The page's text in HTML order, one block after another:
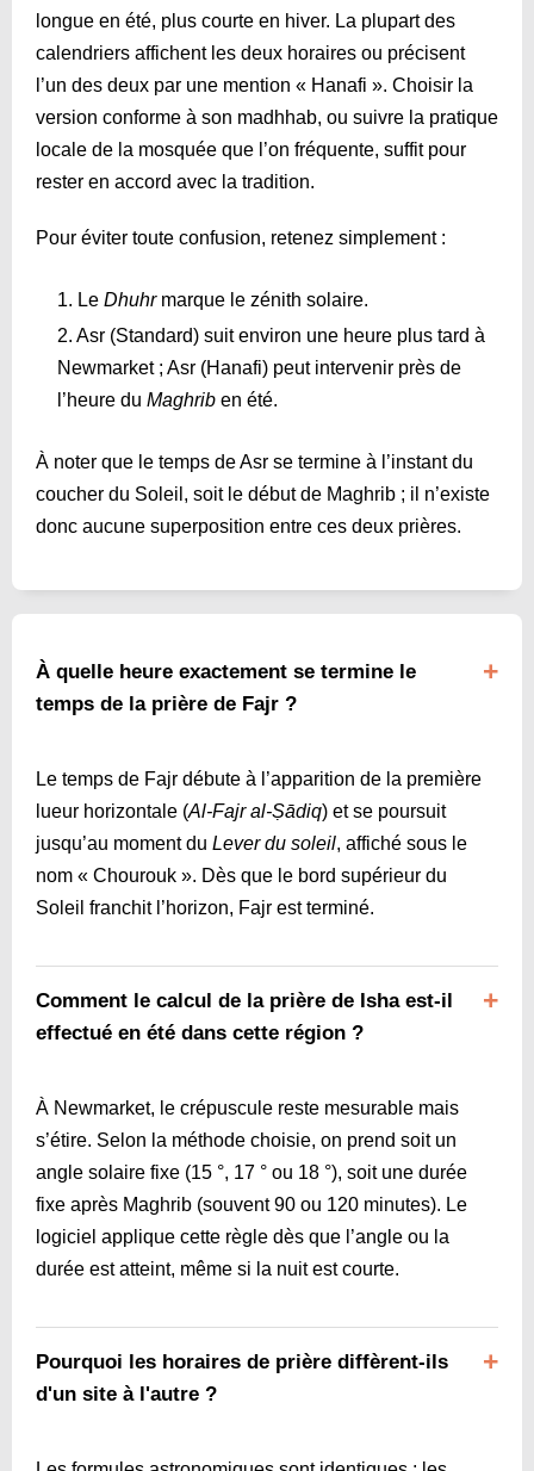
longue en été, plus courte en hiver. La plupart des
calendriers affichent les deux horaires ou précisent
l’un des deux par une mention « Hanafi ». Choisir la
version conforme à son madhhab, ou suivre la pratique
locale de la mosquée que l’on fréquente, suffit pour
rester en accord avec la tradition.
Pour éviter toute confusion, retenez simplement :
Le Dhuhrmarque le zénith solaire.
Asr (Standard) suit environ une heure plus tard à
Newmarket ; Asr (Hanafi) peut intervenir près de
l’heure du Maghrib en été.
À noter que le temps de Asr se termine à l’instant du
coucher du Soleil, soit le début de Maghrib ; il n’existe
donc aucune superposition entre ces deux prières.
À quelle heure exactement se termine le
temps de la prière de Fajr ?
Le temps de Fajr débute à l’apparition de la première
lueur horizontale (Al-Fajr al-Ṣādiq) et se poursuit
jusqu’au moment du Lever du soleil, affiché sous le
nom « Chourouk ». Dès que le bord supérieur du
Soleil franchit l’horizon, Fajr est terminé.
Comment le calcul de la prière de Isha est-il
effectué en été dans cette région ?
À Newmarket, le crépuscule reste mesurable mais
s’étire. Selon la méthode choisie, on prend soit un
angle solaire fixe (15 °, 17 ° ou 18 °), soit une durée
fixe après Maghrib (souvent 90 ou 120 minutes). Le
logiciel applique cette règle dès que l’angle ou la
durée est atteint, même si la nuit est courte.
Pourquoi les horaires de prière diffèrent-ils
d'un site à l'autre ?